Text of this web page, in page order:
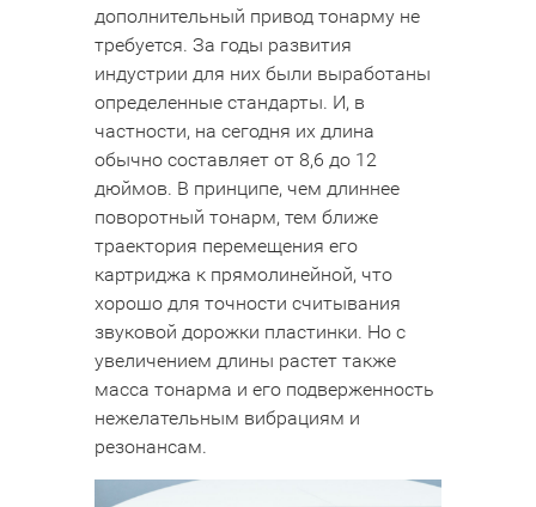
дополнительный привод тонарму не
требуется. За годы развития
индустрии для них были выработаны
определенные стандарты. И, в
частности, на сегодня их длина
обычно составляет от 8,6 до 12
дюймов. В принципе, чем длиннее
поворотный тонарм, тем ближе
траектория перемещения его
картриджа к прямолинейной, что
хорошо для точности считывания
звуковой дорожки пластинки. Но с
увеличением длины растет также
масса тонарма и его подверженность
нежелательным вибрациям и
резонансам.